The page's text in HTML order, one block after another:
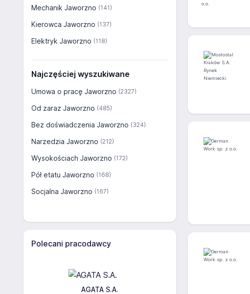
Mechanik Jaworzno (141)
Kierowca Jaworzno (137)
Elektryk Jaworzno (118)
Najczęściej wyszukiwane
Umowa o pracę Jaworzno (2327)
Od zaraz Jaworzno (485)
Bez doświadczenia Jaworzno (324)
Narzedzia Jaworzno (212)
Wysokościach Jaworzno (172)
Pół etatu Jaworzno (168)
Socjalna Jaworzno (167)
Polecani pracodawcy
AGATA S.A.